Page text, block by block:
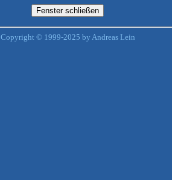
Copyright © 1999-2025 by Andreas Lein